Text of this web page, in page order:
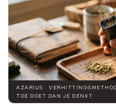
AZARIUS ·
TOE DOET DAN JE DENKT